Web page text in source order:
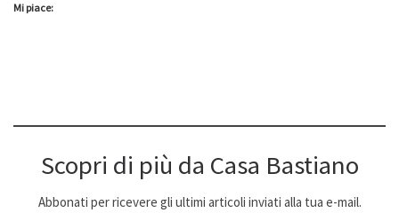
Mi piace:
Scopri di più da Casa Bastiano
Abbonati per ricevere gli ultimi articoli inviati alla tua e-mail.